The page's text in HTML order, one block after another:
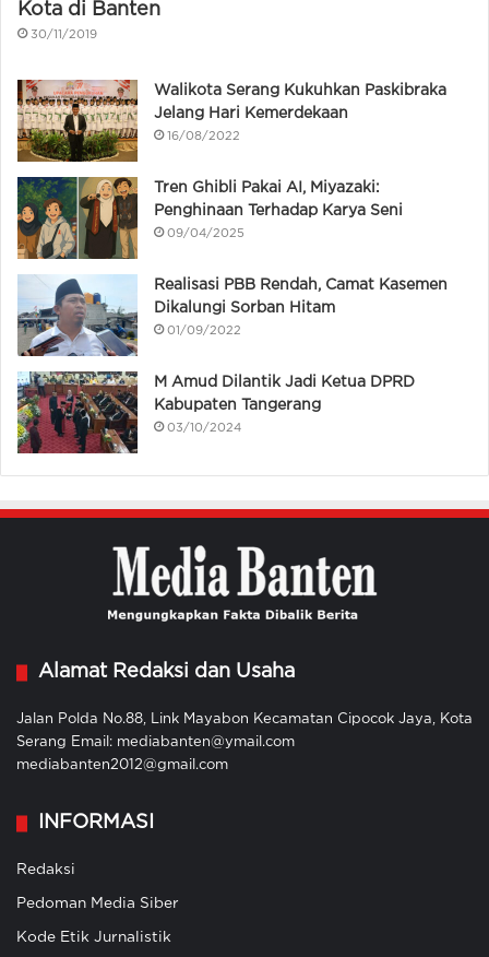
Kota di Banten
30/11/2019
Walikota Serang Kukuhkan Paskibraka
Jelang Hari Kemerdekaan
16/08/2022
Tren Ghibli Pakai AI, Miyazaki:
Penghinaan Terhadap Karya Seni
09/04/2025
Realisasi PBB Rendah, Camat Kasemen
Dikalungi Sorban Hitam
01/09/2022
M Amud Dilantik Jadi Ketua DPRD
Kabupaten Tangerang
03/10/2024
Alamat Redaksi dan Usaha
Jalan Polda No.88, Link Mayabon Kecamatan Cipocok Jaya, Kota
Serang Email: mediabanten@ymail.com
mediabanten2012@gmail.com
INFORMASI
Redaksi
Pedoman Media Siber
Kode Etik Jurnalistik